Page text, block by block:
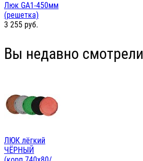
Люк GА1-450мм
(решетка)
3 255 руб.
Вы недавно смотрели
ЛЮК лёгкий
ЧЁРНЫЙ